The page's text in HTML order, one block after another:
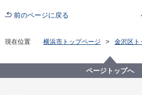
前のページに戻る
現在位置 横浜市トップページ
金沢区ト
ページトップへ